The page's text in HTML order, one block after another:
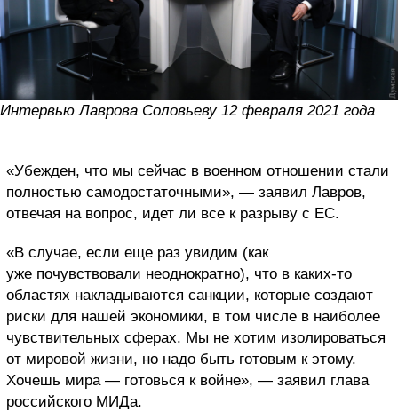
Интервью Лаврова Соловьеву 12 февраля 2021 года
«Убежден, что мы сейчас в военном отношении стали
полностью самодостаточными», — заявил Лавров,
отвечая на вопрос, идет ли все к разрыву с ЕС.
«В случае, если еще раз увидим (как
уже почувствовали неоднократно), что в каких-то
областях накладываются санкции, которые создают
риски для нашей экономики, в том числе в наиболее
чувствительных сферах. Мы не хотим изолироваться
от мировой жизни, но надо быть готовым к этому.
Хочешь мира — готовься к войне», — заявил глава
российского МИДа.